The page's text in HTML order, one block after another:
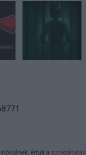
értük a szolgáltatás